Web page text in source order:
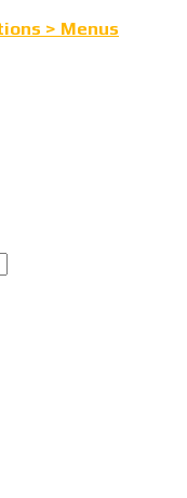
> Menus